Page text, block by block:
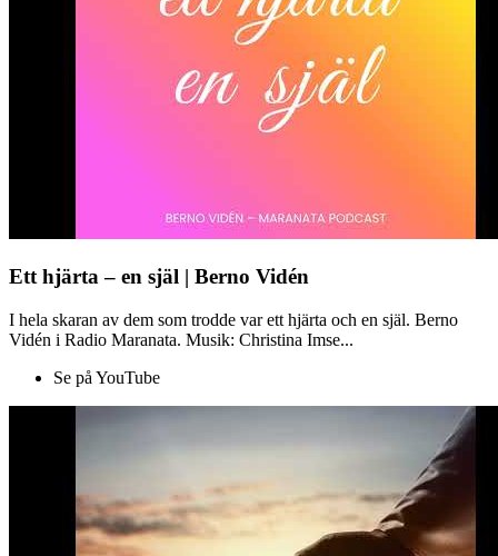
Ett hjärta – en själ | Berno Vidén
I hela skaran av dem som trodde var ett hjärta och en själ. Berno
Vidén i Radio Maranata. Musik: Christina Imse...
Se på YouTube